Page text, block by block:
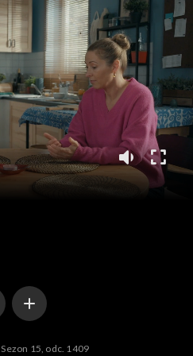
Barwy szczęścia
Sezon 15, odc. 1409